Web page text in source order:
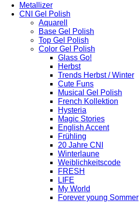
Metallizer
CNI Gel Polish
Aquarell
Base Gel Polish
Top Gel Polish
Color Gel Polish
Glass Go!
Herbst
Trends Herbst / Winter
Cute Funs
Musical Gel Polish
French Kollektion
Hysteria
Magic Stories
English Accent
Frühling
20 Jahre CNI
Winterlaune
Weiblichkeitscode
FRESH
LIFE
My World
Forever young Sommer